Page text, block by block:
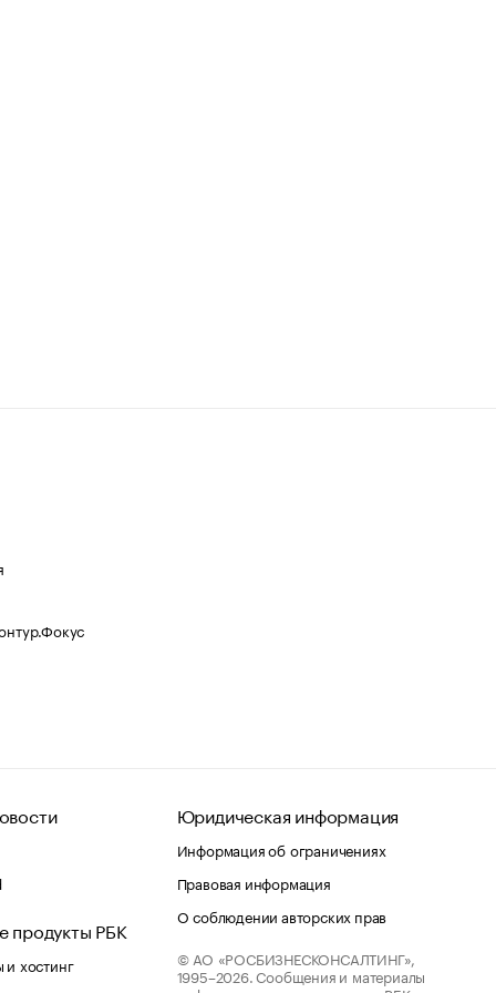
продукты РБК
хостинг
Юридическая информация
Информация об ограничениях
Правовая информация
О соблюдении авторских прав
© АО «РОСБИЗНЕСКОНСАЛТИНГ»,
1995–2026. Сообщения и материалы